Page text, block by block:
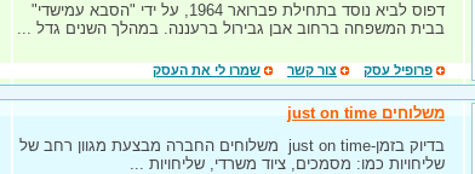
דפוס לביא נוסד בתחילת פברואר 1964, על ידי "הסבא עמישדי"
בבית המשפחה ברחוב אבן גבירול ברעננה. במהלך השנים גדל ...
פרופיל עסק צור קשר שמרו לי את העסק
משלוחים just on time
בדיוק בזמן-just on time משלוחים החברה מבצעת מגוון רחב של
שליחויות כמו: מסמכים, ציוד משרדי, שליחויות ...